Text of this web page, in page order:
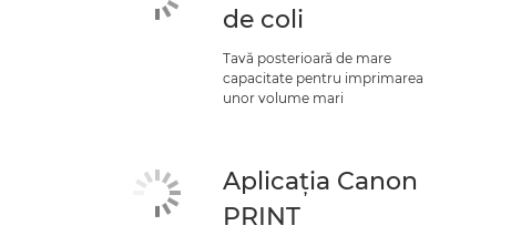
de coli
Tavă posterioară de mare
capacitate pentru imprimarea
unor volume mari
Aplicaţia Canon
PRINT